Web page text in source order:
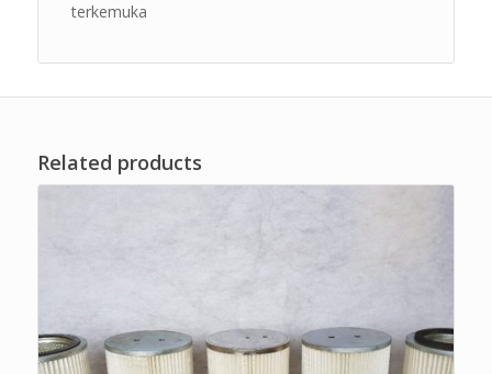
terkemuka
Related products